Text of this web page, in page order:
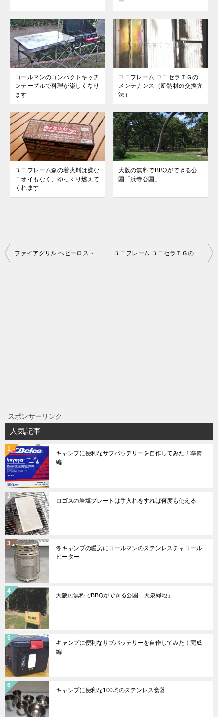
ー
コールマンのコンパクトキッチ
ンテーブルで料理が楽しくなり
ます
ユニフレーム ユニセラＴＧの
メンテナンス（断熱材の交換方
法）
ユニフレーム森の着火剤は嫌な
ニオイもなく、ゆっくり燃えて
くれます
大阪の無料でBBQができる公
園「浜寺公園」
投
ファイアグリル ヘビーロストルは使用頻度が高めのオプションです ユニフレーム ユニセラＴＧのメンテナンス（断熱材の交換方法）
スポンサーリンク
人気記事
キャンプに便利なサブバッテリーを自作してみた！準備
編
ロゴスの岩塩プレートは手入れをすれば何度も使える
冬キャンプの暖房にコールマンのステンレスチャコール
ヒーター
大阪の無料でBBQができる公園「大泉緑地」
キャンプに便利なサブバッテリーを自作してみた！完成
編
キャンプに便利な100均のステンレス食器